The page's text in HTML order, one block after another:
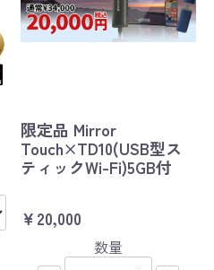
限定品 Mirror
Touch×TD10(USB型ス
ティックWi-Fi)5GB付
￥20,000
数量